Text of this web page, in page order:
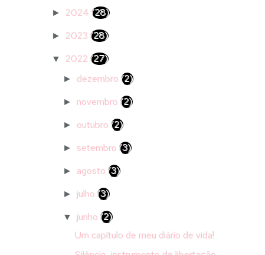
► 2024 (28)
► 2023 (28)
▼ 2022 (27)
► dezembro(2)
►novembro(2)
► outubro(2)
► setembro(3)
► agosto(3)
► julho(3)
▼ junho(2)
Um capítulo de meu diário de vida!